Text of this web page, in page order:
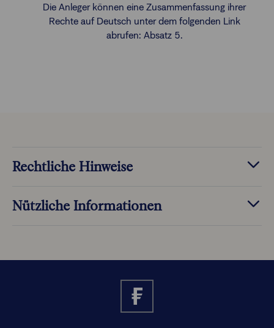
Die Anleger können eine Zusammenfassung ihrer
Rechte auf Deutsch unter dem folgenden Link
abrufen: Absatz 5.
Rechtliche Hinweise
Nützliche Informationen